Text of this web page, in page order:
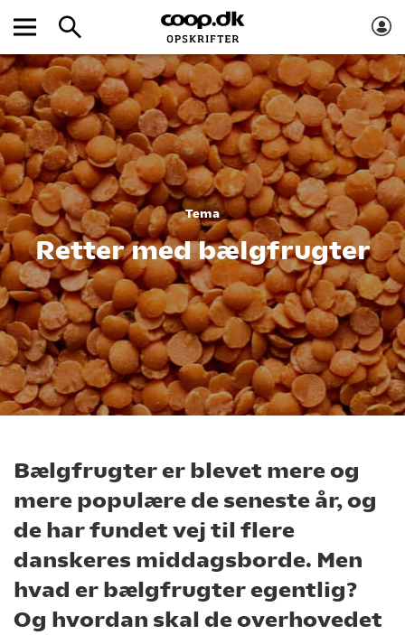
Tema
Retter med bælgfrugter
Bælgfrugter er blevet mere og
mere populære de seneste år, og
de har fundet vej til flere
danskeres middagsborde. Men
hvad er bælgfrugter egentlig?
Og hvordan skal de overhovedet